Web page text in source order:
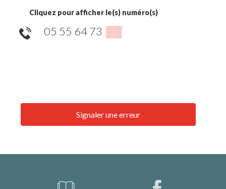
Cliquez pour afficher le(s) numéro(s)
05 55 64 73 ▒▒
Signaler une erreur